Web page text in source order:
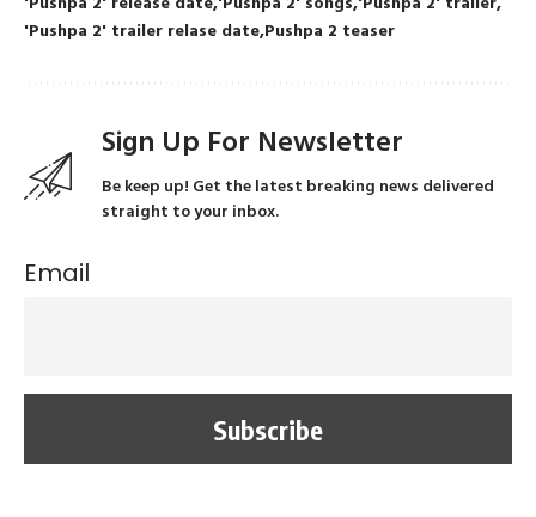
'Pushpa 2' trailer relase date Pushpa 2 teaser
Sign Up For Newsletter
Be keep up! Get the latest breaking news delivered
straight to your inbox.
Email